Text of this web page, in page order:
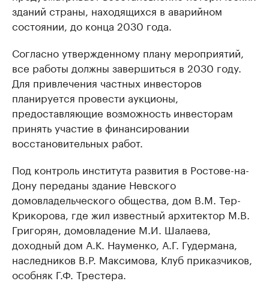
зданий страны, находящихся в аварийном
состоянии, до конца 2030 года.
Согласно утвержденному плану мероприятий,
все работы должны завершиться в 2030 году.
Для привлечения частных инвесторов
планируется провести аукционы,
предоставляющие возможность инвесторам
принять участие в финансировании
восстановительных работ.
Под контроль института развития в Ростове-на-
Дону переданы здание Невского
домовладельческого общества, дом В.М. Тер-
Крикорова, где жил известный архитектор М.В.
Григорян, домовладение М.И. Шалаева,
доходный дом А.К. Науменко, А.Г. Гудермана,
наследников В.Р. Максимова, Клуб приказчиков,
особняк Г.Ф. Трестера.